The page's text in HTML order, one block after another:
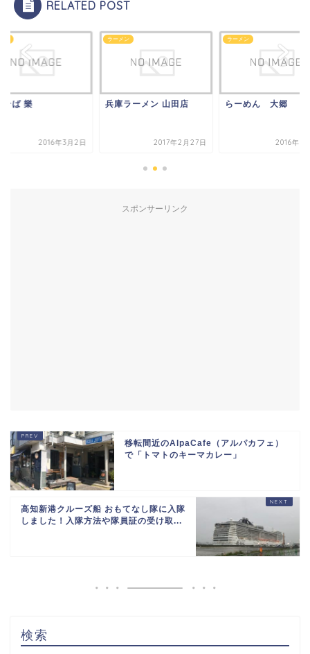
RELATED POST
ラーメン 山田店
2017年2月27日
ラーメン
らーめん 大郷
2016年8月10日
ラーメン
中華そば 樂
2016年3
スポンサーリンク
移転間近のAlpaCafe（アルパカフェ）
で「トマトのキーマカレー」
高知新港クルーズ船 おもてなし隊に入隊
しました！入隊方法や隊員証の受け取...
検索